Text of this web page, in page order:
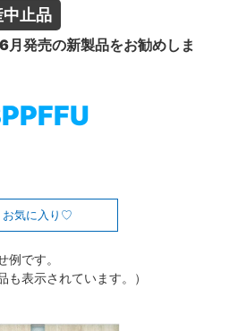
止品
発売の新製品をお勧めしま
お気に入り
です。
も表示されています。）